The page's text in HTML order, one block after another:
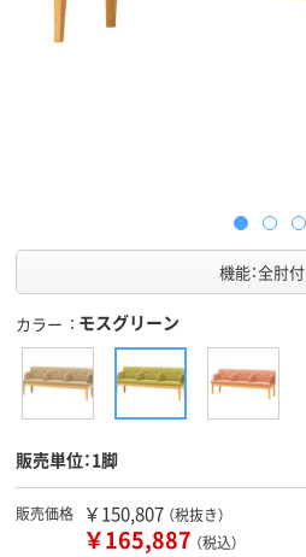
機能：全肘付
カラー モスグリーン
販売単位：1脚
販売価格 ￥150,807 （税抜き）
￥165,887 （税込）